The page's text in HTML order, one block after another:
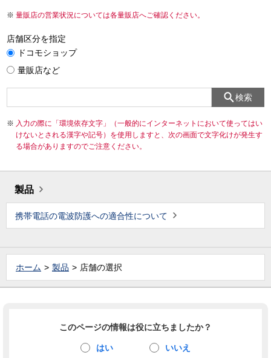
量販店の営業状況については各量販店へご確認ください。
店舗区分を指定
ドコモショップ
量販店など
検索
入力の際に「環境依存文字」（一般的にインターネットにおいて使ってはい
けないとされる漢字や記号）を使用しますと、次の画面で文字化けが発生す
る場合がありますのでご注意ください。
製品
携帯電話の電波防護への適合性について
ホーム 製品 店舗の選択
このページの情報は役に立ちましたか？
はい いいえ